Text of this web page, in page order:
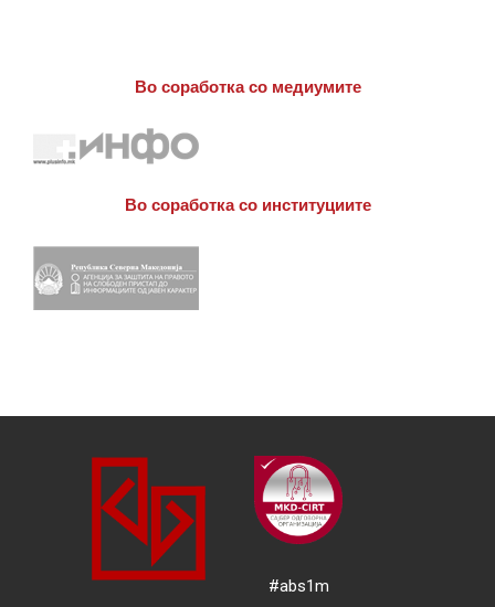
Во соработка со медиумите
Во соработка со институциите
#abs1m